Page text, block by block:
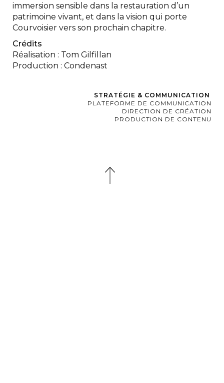
immersion sensible dans la restauration d’un
patrimoine vivant, et dans la vision qui porte
Courvoisier vers son prochain chapitre.
Crédits
Réalisation : Tom Gilfillan
Production : Condenast
STRATÉGIE & COMMUNICATION
PLATEFORME DE COMMUNICATION
DIRECTION DE CRÉATION
PRODUCTION DE CONTENU